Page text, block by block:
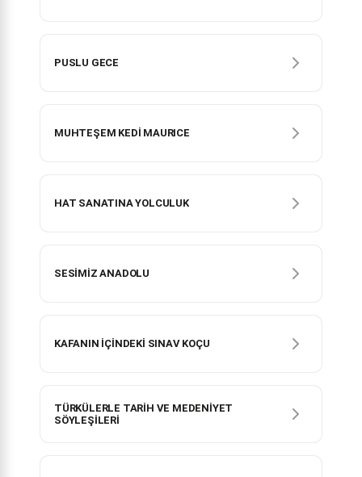
PUSLU GECE
MUHTEŞEM KEDİ MAURICE
HAT SANATINA YOLCULUK
SESİMİZ ANADOLU
KAFANIN İÇİNDEKİ SINAV KOÇU
TÜRKÜLERLE TARİH VE MEDENİYET
SÖYLEŞİLERİ